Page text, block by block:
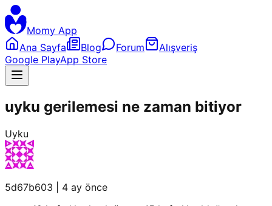
Momy App
Ana Sayfa
Blog Forum
Alışveriş
Google PlayApp Store
uyku gerilemesi ne zaman bitiyor
Uyku
5d67b603
4 ay önce